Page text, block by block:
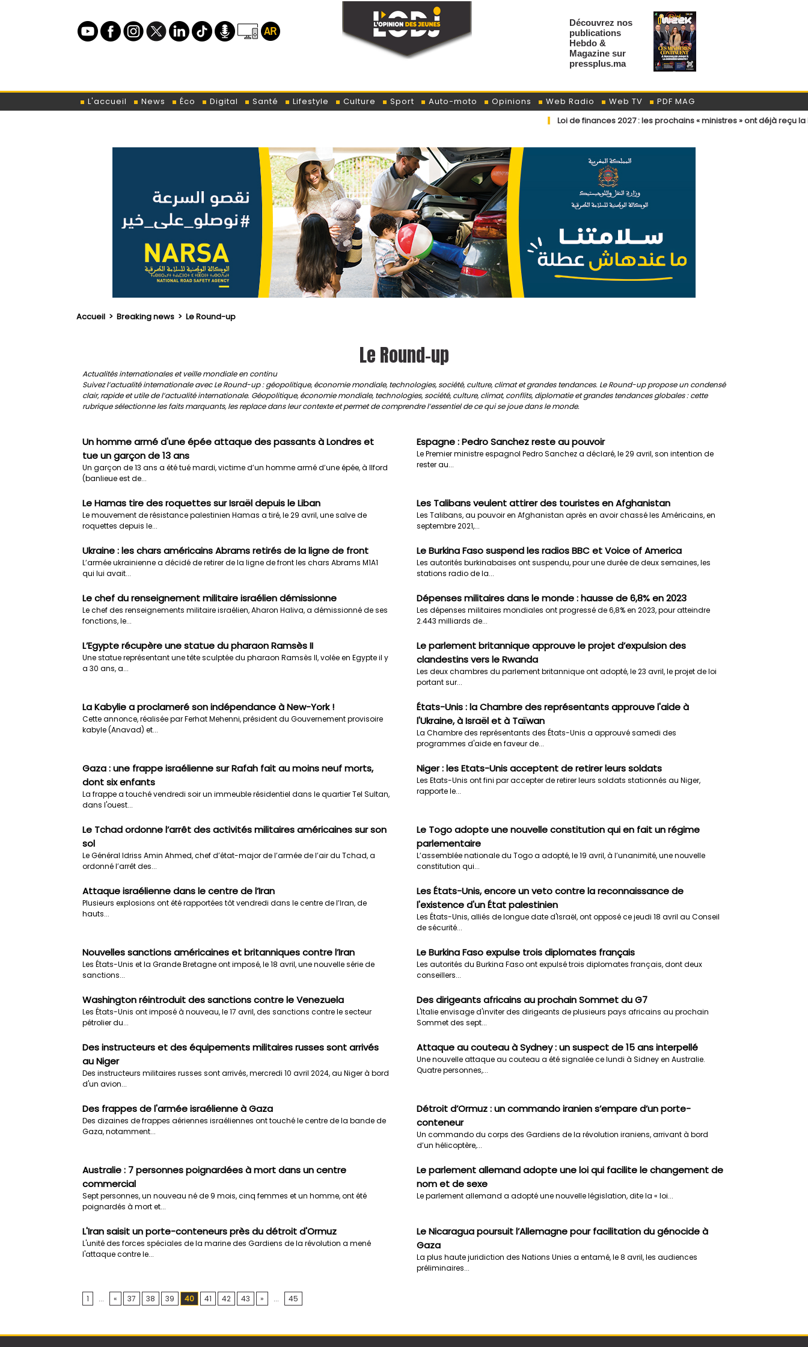
Découvrez nos
publications
Hebdo &
Magazine sur
pressplus.ma
L'accueil News Éco Digital Santé Lifestyle Culture Sport Auto-moto Opinions Web Radio Web TV
PDF MAG
Loi de finances 2027 : les prochains « ministres » ont déjà reçu la lettre
Accueil > Breaking news > Le Round-up
Le Round-up
Actualités internationales et veille mondiale en continu
Suivez l’actualité internationale avec Le Round-up : géopolitique, économie mondiale, technologies, société, culture, climat et grandes tendances. Le Round-up propose un condensé
clair, rapide et utile de l’actualité internationale. Géopolitique, économie mondiale, technologies, société, culture, climat, conflits, diplomatie et grandes tendances globales : cette
rubrique sélectionne les faits marquants, les replace dans leur contexte et permet de comprendre l’essentiel de ce qui se joue dans le monde.
Un homme armé d'une épée attaque des passants à Londres et
tue un garçon de 13 ans
Un garçon de 13 ans a été tué mardi, victime d’un homme armé d’une épée, à Ilford
(banlieue est de...
Espagne : Pedro Sanchez reste au pouvoir
Le Premier ministre espagnol Pedro Sanchez a déclaré, le 29 avril, son intention de
rester au...
Le Hamas tire des roquettes sur Israël depuis le Liban
Le mouvement de résistance palestinien Hamas a tiré, le 29 avril, une salve de
roquettes depuis le...
Les Talibans veulent attirer des touristes en Afghanistan
Les Talibans, au pouvoir en Afghanistan après en avoir chassé les Américains, en
septembre 2021,...
Ukraine : les chars américains Abrams retirés de la ligne de front
L’armée ukrainienne a décidé de retirer de la ligne de front les chars Abrams M1A1
qui lui avait...
Le Burkina Faso suspend les radios BBC et Voice of America
Les autorités burkinabaises ont suspendu, pour une durée de deux semaines, les
stations radio de la...
Le chef du renseignement militaire israélien démissionne
Le chef des renseignements militaire israélien, Aharon Haliva, a démissionné de ses
fonctions, le...
Dépenses militaires dans le monde : hausse de 6,8% en 2023
Les dépenses militaires mondiales ont progressé de 6,8% en 2023, pour atteindre
2.443 milliards de...
L’Egypte récupère une statue du pharaon Ramsès II
Une statue représentant une tête sculptée du pharaon Ramsès II, volée en Egypte il y
a 30 ans, a...
Le parlement britannique approuve le projet d’expulsion des
clandestins vers le Rwanda
Les deux chambres du parlement britannique ont adopté, le 23 avril, le projet de loi
portant sur...
La Kabylie a proclameré son indépendance à New-York !
Cette annonce, réalisée par Ferhat Mehenni, président du Gouvernement provisoire
kabyle (Anavad) et...
États-Unis : la Chambre des représentants approuve l'aide à
l'Ukraine, à Israël et à Taïwan
La Chambre des représentants des États-Unis a approuvé samedi des
programmes d'aide en faveur de...
Gaza : une frappe israélienne sur Rafah fait au moins neuf morts,
dont six enfants
La frappe a touché vendredi soir un immeuble résidentiel dans le quartier Tel Sultan,
dans l'ouest...
Niger : les Etats-Unis acceptent de retirer leurs soldats
Les Etats-Unis ont fini par accepter de retirer leurs soldats stationnés au Niger,
rapporte le...
Le Tchad ordonne l’arrêt des activités militaires américaines sur son
sol
Le Général Idriss Amin Ahmed, chef d’état-major de l’armée de l’air du Tchad, a
ordonné l’arrêt des...
Le Togo adopte une nouvelle constitution qui en fait un régime
parlementaire
L’assemblée nationale du Togo a adopté, le 19 avril, à l’unanimité, une nouvelle
constitution qui...
Attaque israélienne dans le centre de l’Iran
Plusieurs explosions ont été rapportées tôt vendredi dans le centre de l’Iran, de
hauts...
Les États-Unis, encore un veto contre la reconnaissance de
l'existence d'un État palestinien
Les États-Unis, alliés de longue date d'Israël, ont opposé ce jeudi 18 avril au Conseil
de sécurité...
Nouvelles sanctions américaines et britanniques contre l’Iran
Les États-Unis et la Grande Bretagne ont imposé, le 18 avril, une nouvelle série de
sanctions...
Le Burkina Faso expulse trois diplomates français
Les autorités du Burkina Faso ont expulsé trois diplomates français, dont deux
conseillers...
Washington réintroduit des sanctions contre le Venezuela
Les États-Unis ont imposé à nouveau, le 17 avril, des sanctions contre le secteur
pétrolier du...
Des dirigeants africains au prochain Sommet du G7
L'Italie envisage d'inviter des dirigeants de plusieurs pays africains au prochain
Sommet des sept...
Des instructeurs et des équipements militaires russes sont arrivés
au Niger
Des instructeurs militaires russes sont arrivés, mercredi 10 avril 2024, au Niger à bord
d'un avion...
Attaque au couteau à Sydney : un suspect de 15 ans interpellé
Une nouvelle attaque au couteau a été signalée ce lundi à Sidney en Australie.
Quatre personnes,...
Des frappes de l'armée israélienne à Gaza
Des dizaines de frappes aériennes israéliennes ont touché le centre de la bande de
Gaza, notamment...
Détroit d’Ormuz : un commando iranien s’empare d’un porte-
conteneur
Un commando du corps des Gardiens de la révolution iraniens, arrivant à bord
d’un hélicoptère,...
Australie : 7 personnes poignardées à mort dans un centre
commercial
Sept personnes, un nouveau né de 9 mois, cinq femmes et un homme, ont été
poignardés à mort et...
Le parlement allemand adopte une loi qui facilite le changement de
nom et de sexe
Le parlement allemand a adopté une nouvelle législation, dite la « loi...
L'Iran saisit un porte-conteneurs près du détroit d'Ormuz
L'unité des forces spéciales de la marine des Gardiens de la révolution a mené
l'attaque contre le...
Le Nicaragua poursuit l’Allemagne pour facilitation du génocide à
Gaza
La plus haute juridiction des Nations Unies a entamé, le 8 avril, les audiences
préliminaires...
1 ... « 37 38 39 40 41 42 43 » ... 45